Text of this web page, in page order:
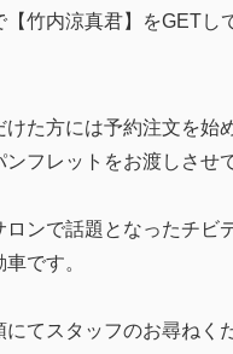
竹内涼真君】をGETし
けた方には予約注文を始
ンフレットをお渡しさせ
ロンで話題となったチビ
です。
てスタッフのお尋ねく